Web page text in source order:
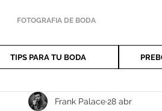
FOTOGRAFIA DE BODA
TIPS PARA TU BODA
Frank Palace28 abr